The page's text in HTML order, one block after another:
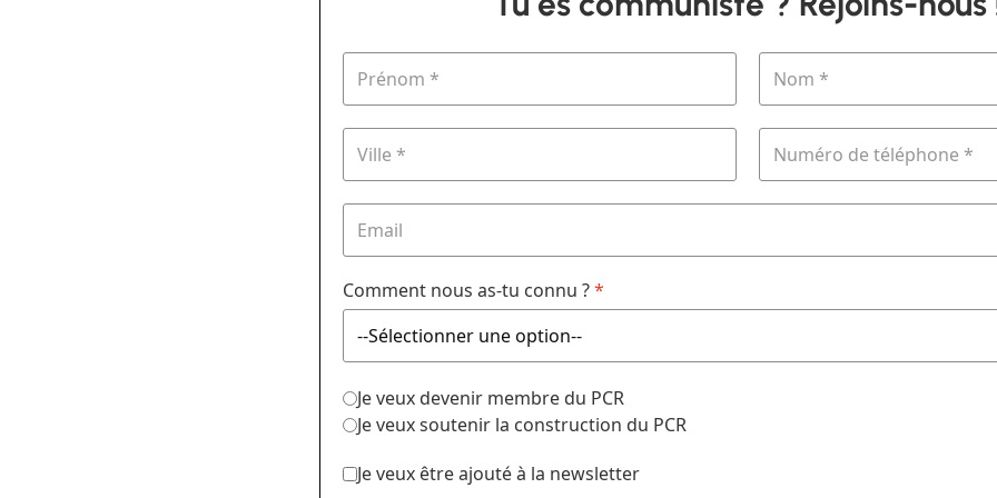
Comment nous as-tu connu ?*
Je veux devenir membre du PCR
Je veux soutenir la construction du PCR
Je veux être ajouté à la newsletter